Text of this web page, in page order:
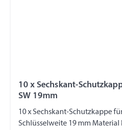
10 x Sechskant-
SW 19mm
10 x Sechskant-Schutzkappe für Schraube M12
Schlüsselweite 19 mm